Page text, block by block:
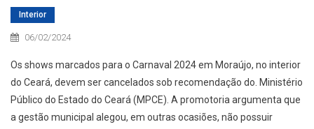
Interior
06/02/2024
Os shows marcados para o Carnaval 2024 em Moraújo, no interior
do Ceará, devem ser cancelados sob recomendação do. Ministério
Público do Estado do Ceará (MPCE). A promotoria argumenta que
a gestão municipal alegou, em outras ocasiões, não possuir